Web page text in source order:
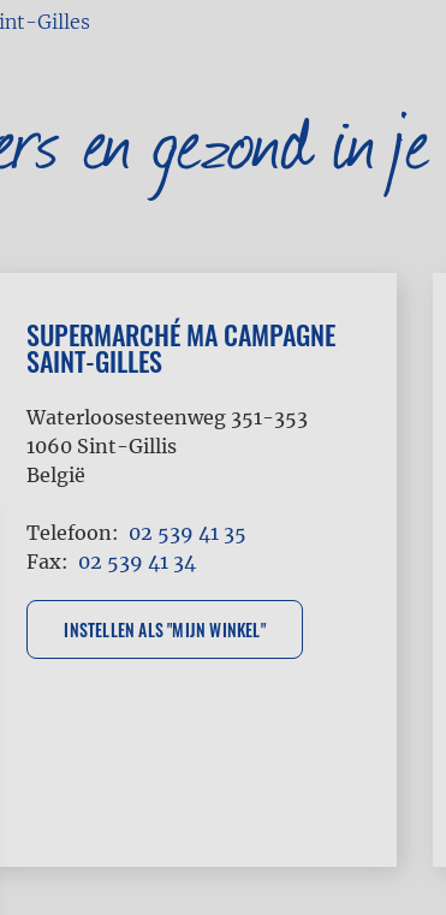
Gilles
en gezond in
SUPERMARCHÉ MA CAMPAGNE
SAINT-GILLES
Waterloosesteenweg 351-353
1060 Sint-Gillis
België
Telefoon
02 539 41 35
Fax
02 539 41 34